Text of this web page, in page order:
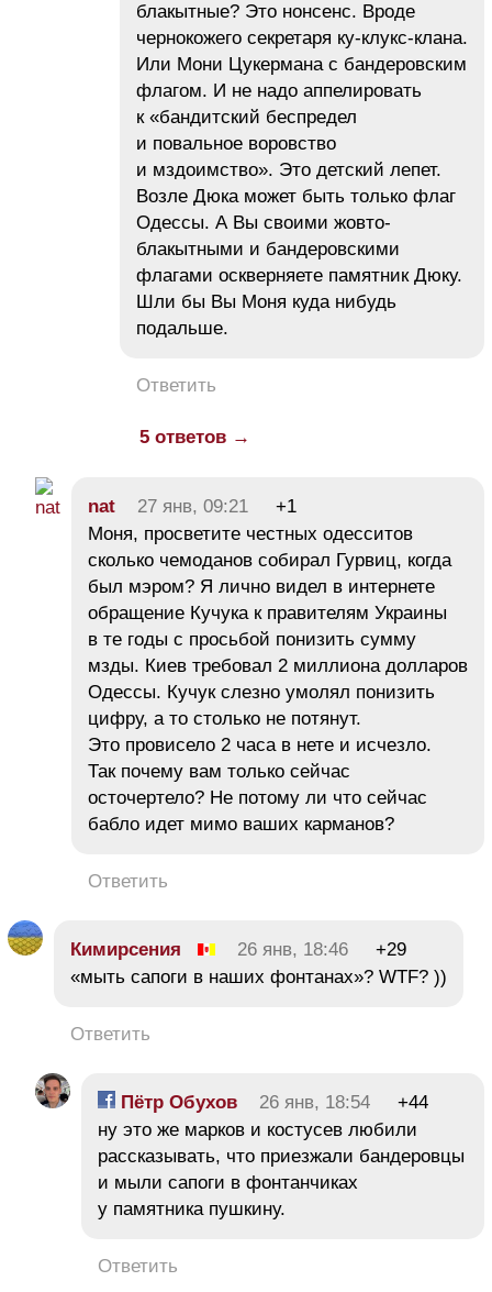
блакытные? Это нонсенс. Вроде
чернокожего секретаря ку-клукс-клана.
Или Мони Цукермана c бандеровским
флагом. И не надо аппелировать
к «бандитский беспредел
и повальное воровство
и мздоимство». Это детский лепет.
Возле Дюка может быть только флаг
Одессы. А Вы своими жовто-
блакытными и бандеровскими
флагами оскверняете памятник Дюку.
Шли бы Вы Моня куда нибудь
подальше.
Ответить
5 ответов →
nat 27 янв, 09:21
+1
Моня, просветите честных одесситов
сколько чемоданов собирал Гурвиц, когда
был мэром? Я лично видел в интернете
обращение Кучука к правителям Украины
в те годы с просьбой понизить сумму
мзды. Киев требовал 2 миллиона долларов
Одессы. Кучук слезно умолял понизить
цифру, а то столько не потянут.
Это провисело 2 часа в нете и исчезло.
Так почему вам только сейчас
осточертело? Не потому ли что сейчас
бабло идет мимо ваших карманов?
Ответить
Кимирсения 26 янв, 18:46
+29
«мыть сапоги в наших фонтанах»? WTF? ))
Ответить
Пётр Обухов 26 янв, 18:54
+44
ну это же марков и костусев любили
рассказывать, что приезжали бандеровцы
и мыли сапоги в фонтанчиках
у памятника пушкину.
Ответить